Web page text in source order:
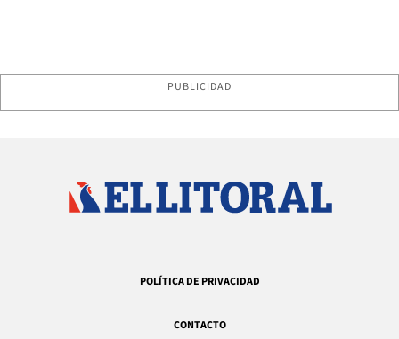
PUBLICIDAD
POLÍTICA DE PRIVACIDAD
CONTACTO